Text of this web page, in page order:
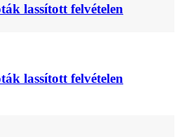
lassított felvételen
lassított felvételen